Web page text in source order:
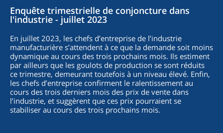
Enquête trimestrielle de conjoncture dans
l'industrie - juillet 2023
En juillet 2023, les chefs d’entreprise de l’industrie
manufacturière s’attendent à ce que la demande soit moins
dynamique au cours des trois prochains mois. Ils estiment
par ailleurs que les goulots de production se sont réduits
ce trimestre, demeurant toutefois à un niveau élevé. Enfin,
les chefs d’entreprise confirment le ralentissement au
cours des trois derniers mois des prix de vente dans
l’industrie, et suggèrent que ces prix pourraient se
stabiliser au cours des trois prochains mois.